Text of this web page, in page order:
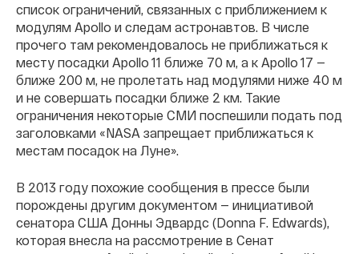
список ограничений, связанных с приближением к
модулям Apollo и следам астронавтов. В числе
прочего там рекомендовалось не приближаться к
месту посадки Apollo 11 ближе 70 м, а к Apollo 17 —
ближе 200 м, не пролетать над модулями ниже 40 м
и не совершать посадки ближе 2 км. Такие
ограничения некоторые СМИ поспешили подать под
заголовками «NASA запрещает приближаться к
местам посадок на Луне».
В 2013 году похожие сообщения в прессе были
порождены другим документом — инициативой
сенатора США Донны Эдвардс (Donna F. Edwards),
которая внесла на рассмотрение в Сенат